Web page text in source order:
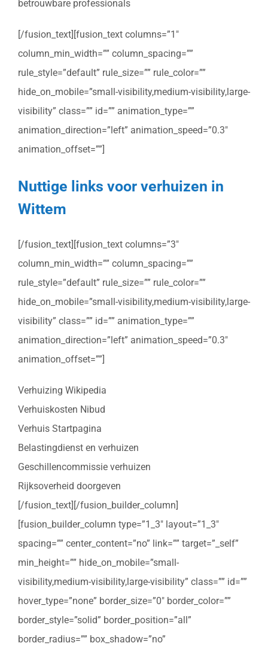
betrouwbare professionals
[/fusion_text][fusion_text columns=”1″
column_min_width=”” column_spacing=””
rule_style=”default” rule_size=”” rule_color=””
hide_on_mobile=”small-visibility,medium-visibility,large-
visibility” class=”” id=”” animation_type=””
animation_direction=”left” animation_speed=”0.3″
animation_offset=””]
Nuttige links voor verhuizen in
Wittem
[/fusion_text][fusion_text columns=”3″
column_min_width=”” column_spacing=””
rule_style=”default” rule_size=”” rule_color=””
hide_on_mobile=”small-visibility,medium-visibility,large-
visibility” class=”” id=”” animation_type=””
animation_direction=”left” animation_speed=”0.3″
animation_offset=””]
Verhuizing Wikipedia
Verhuiskosten Nibud
Verhuis Startpagina
Belastingdienst en verhuizen
Geschillencommissie verhuizen
Rijksoverheid doorgeven
[/fusion_text][/fusion_builder_column]
[fusion_builder_column type=”1_3″ layout=”1_3″
spacing=”” center_content=”no” link=”” target=”_self”
min_height=”” hide_on_mobile=”small-
visibility,medium-visibility,large-visibility” class=”” id=””
hover_type=”none” border_size=”0″ border_color=””
border_style=”solid” border_position=”all”
border_radius=”” box_shadow=”no”